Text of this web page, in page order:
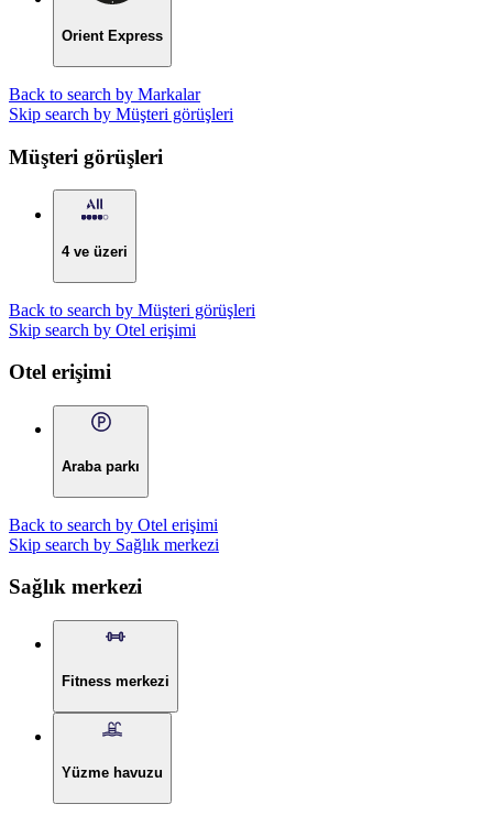
Orient Express
Back to search by Markalar
Skip search by Müşteri görüşleri
Müşteri görüşleri
4 ve üzeri
Back to search by Müşteri görüşleri
Skip search by Otel erişimi
Otel erişimi
Araba parkı
Back to search by Otel erişimi
Skip search by Sağlık merkezi
Sağlık merkezi
Fitness merkezi
Yüzme havuzu